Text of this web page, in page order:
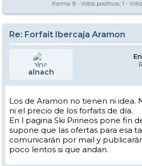
Karma: 8 - Votos positivos: 1 -
Re: Forfait Ibercaja Aramon
alnach
Los de Aramon no tienen ni idea.
ni el precio de los forfaits de día.
En l pagina Ski Pirineos pone fin
supone que las ofertas para esa
comunicarán por mail y
poco lentos si que andan.